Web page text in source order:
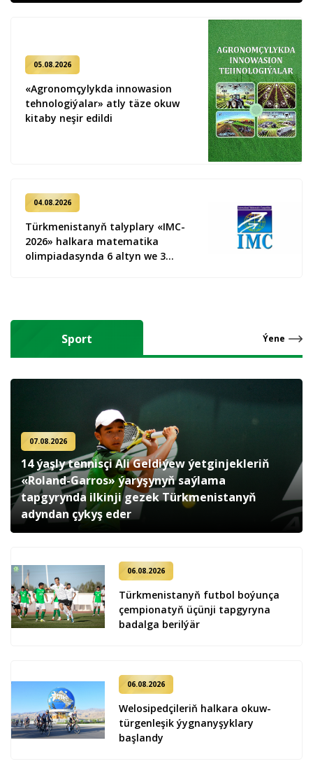
05.08.2026
«Agronomçylykda innowasion
tehnologiýalar» atly täze okuw
kitaby neşir edildi
04.08.2026
Türkmenistanyň talyplary «IMC-
2026» halkara matematika
olimpiadasynda 6 altyn we 3
Sport Ýene
07.08.2026
14 ýaşly tennisçi Ali Geldiýew ýetginjekleriň
«Roland-Garros» ýaryşynyň saýlama
tapgyrynda ilkinji gezek Türkmenistanyň
adyndan çykyş eder
06.08.2026
Türkmenistanyň futbol boýunça
çempionatyň üçünji tapgyryna
badalga berilýär
06.08.2026
Welosipedçileriň halkara okuw-
türgenleşik ýygnanyşyklary
başlandy